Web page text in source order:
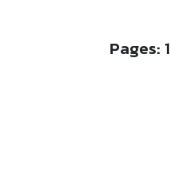
Pages: 1